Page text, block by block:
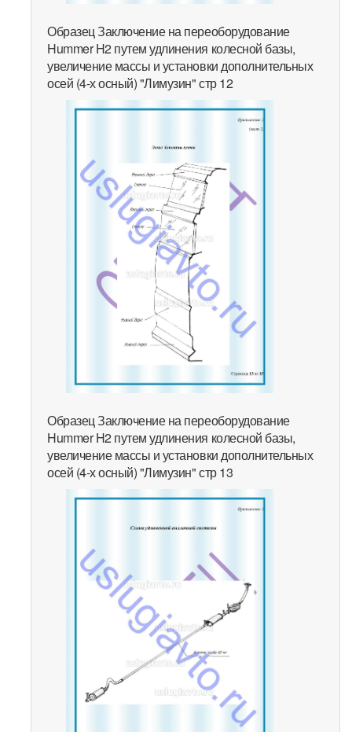
Образец Заключение на переоборудование
Hummer H2 путем удлинения колесной базы,
увеличение массы и установки дополнительных
осей (4-х осный) "Лимузин" стр 12
Образец Заключение на переоборудование
Hummer H2 путем удлинения колесной базы,
увеличение массы и установки дополнительных
осей (4-х осный) "Лимузин" стр 13